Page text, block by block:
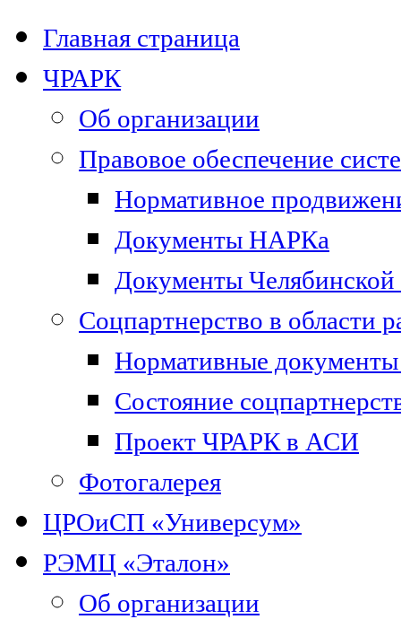
Главная страница
ЧРАРК
Об организации
Правовое обеспечение
Нормативное
Документы НАРКа
Документы Челябинской
Соцпартнерство в области
Нормативные документы
Состояние
Проект ЧРАРК в АСИ
Фотогалерея
ЦРОиСП «Универсум»
РЭМЦ «Эталон»
Об организации